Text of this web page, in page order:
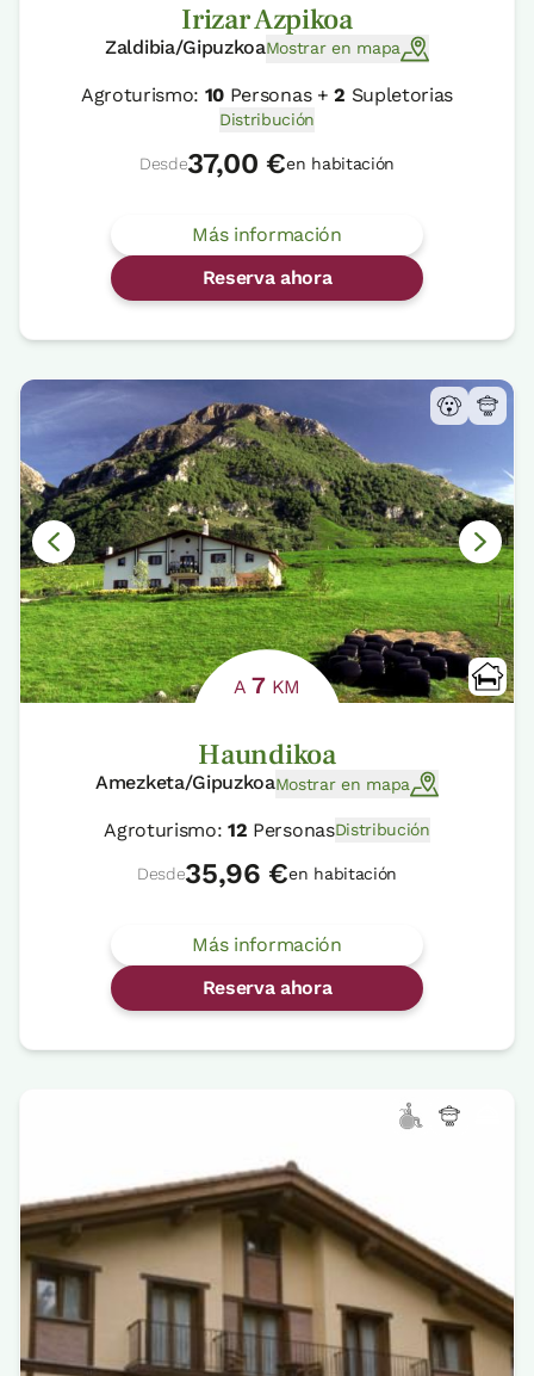
Irizar Azpikoa
Zaldibia/GipuzkoaMostrar en mapa
Agroturismo: 10 Personas +2 Supletorias
Distribución
Desde37,00 €en habitación
Más información
Reserva ahora
A7 KM
Haundikoa
Amezketa/GipuzkoaMostrar en mapa
Agroturismo:12 PersonasDistribución
Desde35,96 €en habitación
Más información
Reserva ahora